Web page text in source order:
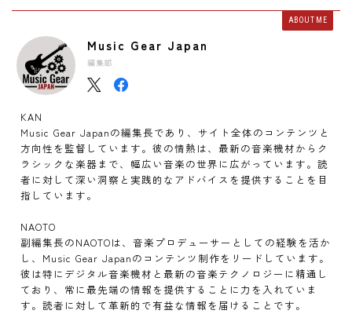
ABOUT ME
Music Gear Japan
編集部
KAN
Music Gear Japanの編集長であり、サイト全体のコンテンツと
方向性を監督しています。彼の情熱は、最新の音楽機材からク
ラシックな楽器まで、幅広い音楽の世界に広がっています。読
者に対して深い洞察と実践的なアドバイスを提供することを目
指しています。
NAOTO
副編集長のNAOTOは、音楽プロデューサーとしての経験を活か
し、Music Gear Japanのコンテンツ制作をリードしています。
彼は特にデジタル音楽機材と最新の音楽テクノロジーに精通し
ており、常に最先端の情報を提供することに力を入れていま
す。読者に対して革新的で有益な情報を届けることです。